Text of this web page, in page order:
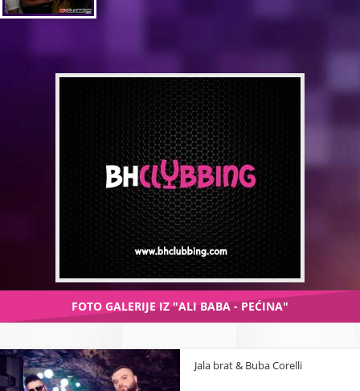
FOTO GALERIJE IZ "ALI BABA - PEĆINA"
Jala brat & Buba Corelli